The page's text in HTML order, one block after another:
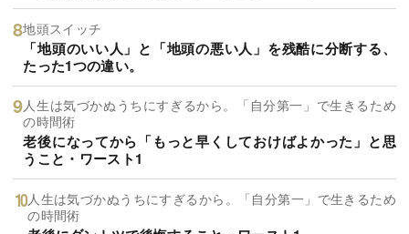
地頭スイッチ
「地頭のいい人」と「地頭の悪い人」を残酷に分断する、
たった1つの違い。
人生は気づかぬうちにすぎるから。「自分第一」で生きるため
の時間術
老後になってから「もっと早くしておけばよかった」と思
うこと・ワースト1
人生は気づかぬうちにすぎるから。「自分第一」で生きるため
の時間術